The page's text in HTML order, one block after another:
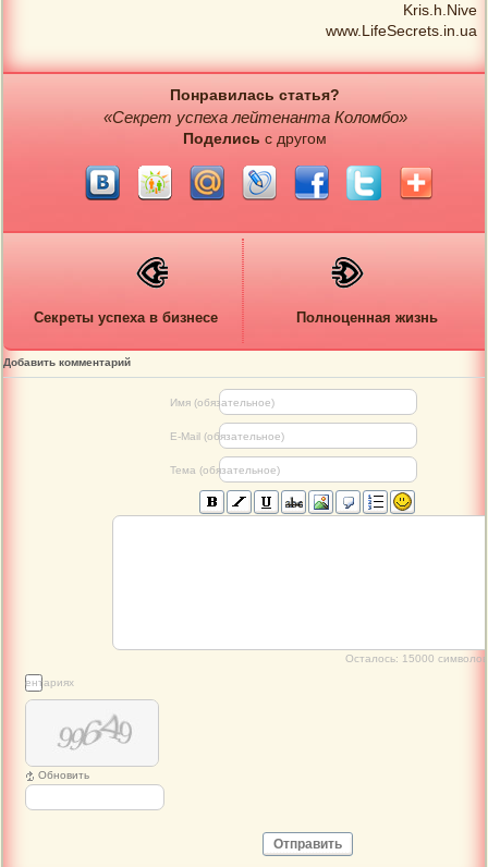
Kris.h.Nive
www.LifeSecrets.in.ua
Понравилась статья?
«Секрет успеха лейтенанта Коломбо»
Поделись с другом
Секреты успеха в бизнесе Полноценная жизнь
Добавить комментарий
Имя (обязательное)
E-Mail (обязательное)
Тема (обязательное)
Осталось: 15000 символов
Обновить
Отправить